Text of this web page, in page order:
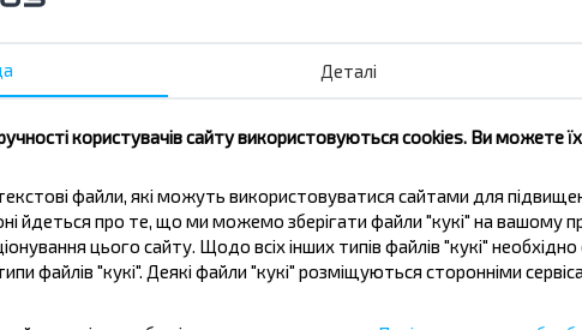
Льнозавод
Квартал Строителей
Деталі
користувачів сайту використовуються cookies. Ви можете
файли, які можуть використовуватися сайтами для
йдеться про те, що ми можемо зберігати файли "кукі" на вашому
цього сайту. Щодо всіх інших типів файлів "кукі"
файлів "кукі". Деякі файли "кукі" розміщуються сторонніми